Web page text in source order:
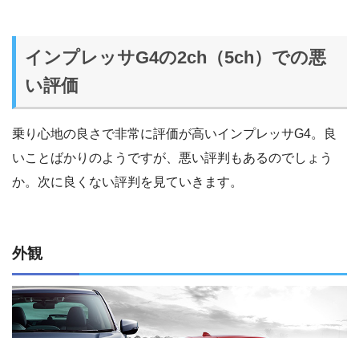
インプレッサG4の2ch（5ch）での悪
い評価
乗り心地の良さで非常に評価が高いインプレッサG4。良
いことばかりのようですが、悪い評判もあるのでしょう
か。次に良くない評判を見ていきます。
外観